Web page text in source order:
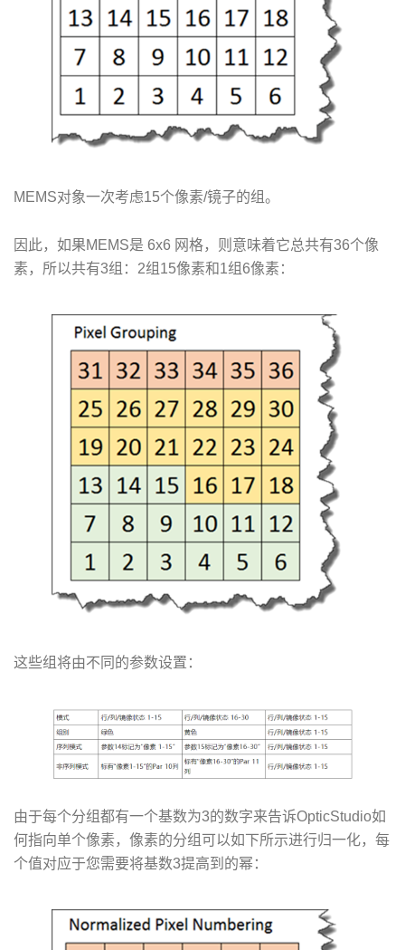
MEMS对象一次考虑15个像素/镜子的组。
因此，如果MEMS是 6x6 网格，则意味着它总共有36个像
素，所以共有3组：2组15像素和1组6像素：
这些组将由不同的参数设置：
由于每个分组都有一个基数为3的数字来告诉OpticStudio如
何指向单个像素，像素的分组可以如下所示进行归一化，每
个值对应于您需要将基数3提高到的幂：